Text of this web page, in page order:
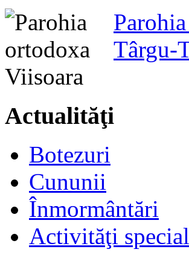
Târgu-
Actualităţi
Botezuri
Cununii
Înmormântări
Activităţi